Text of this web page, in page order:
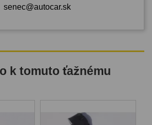
senec@autocar.sk
k tomuto ťažnému